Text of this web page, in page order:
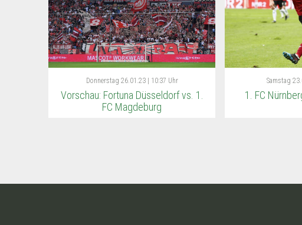
Donnerstag 26.01.23 | 10:37 Uhr
Vorschau: Fortuna Düsseldorf vs. 1.
FC Magdeburg
Samstag
1. FC